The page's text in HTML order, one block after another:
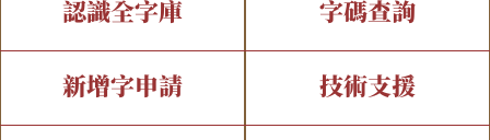
認識全字庫
全字庫介紹 全字庫現況
字碼查詢
IDS查詢 部件查詢
新增字申請 技術支援